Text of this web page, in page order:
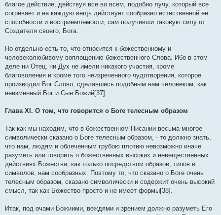
благое действие, действуя все во всем, подобно лучу, который все
согревает и на каждую вещь действует сообразно естественной ее
способности и восприемлемости, сам получивши таковую силу от
Создателя своего, Бога.
Но отдельно есть то, что относится к божественному и
человеколюбивому воплощению божественного Слова. Ибо в этом
деле ни Отец, ни Дух не имели никакого участия, кроме
благоволения и кроме того неизреченного чудотворения, которое
производил Бог Слово, сделавшись подобным нам человеком, как
неизменный Бог и Сын Божий[37].
Глава XI. О том, что говорится о Боге телесным образом
Так как мы находим, что в божественном Писании весьма многое
символически сказано о Боге телесным образом, - то должно знать,
что нам, людям и облеченным грубою плотию невозможно иначе
разуметь или говорить о божественных высоких и невещественных
действиях Божества, как только посредством образов, типов и
символов, нам сообразных. Поэтому то, что сказано о Боге очень
телесным образом, сказано символически и содержит очень высокий
смысл, так как Божество просто и не имеет формы[38].
Итак, под очами Божиими, веждями и зрением должно разуметь Его